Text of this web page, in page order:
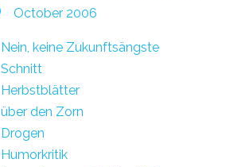
October 2006
Nein, keine Zukunftsängste
Schnitt
Herbstblätter
über den Zorn
Drogen
Humorkritik